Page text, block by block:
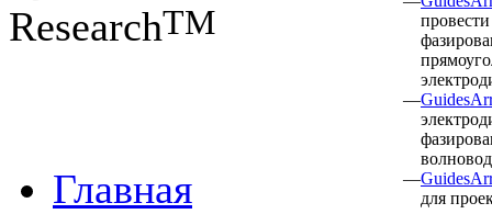
ResearchTM
Главная
—
—
для